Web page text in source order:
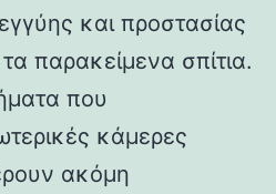
και προστασίας
παρακείμενα σπίτια.
που
κάμερες
ακόμη